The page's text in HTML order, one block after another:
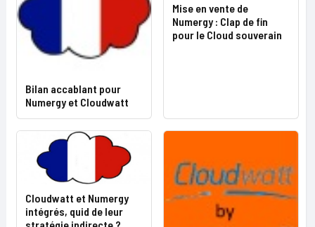
Bilan accablant pour
Numergy et Cloudwatt
Mise en vente de
Numergy : Clap de fin
pour le Cloud souverain
Cloudwatt et Numergy
intégrés, quid de leur